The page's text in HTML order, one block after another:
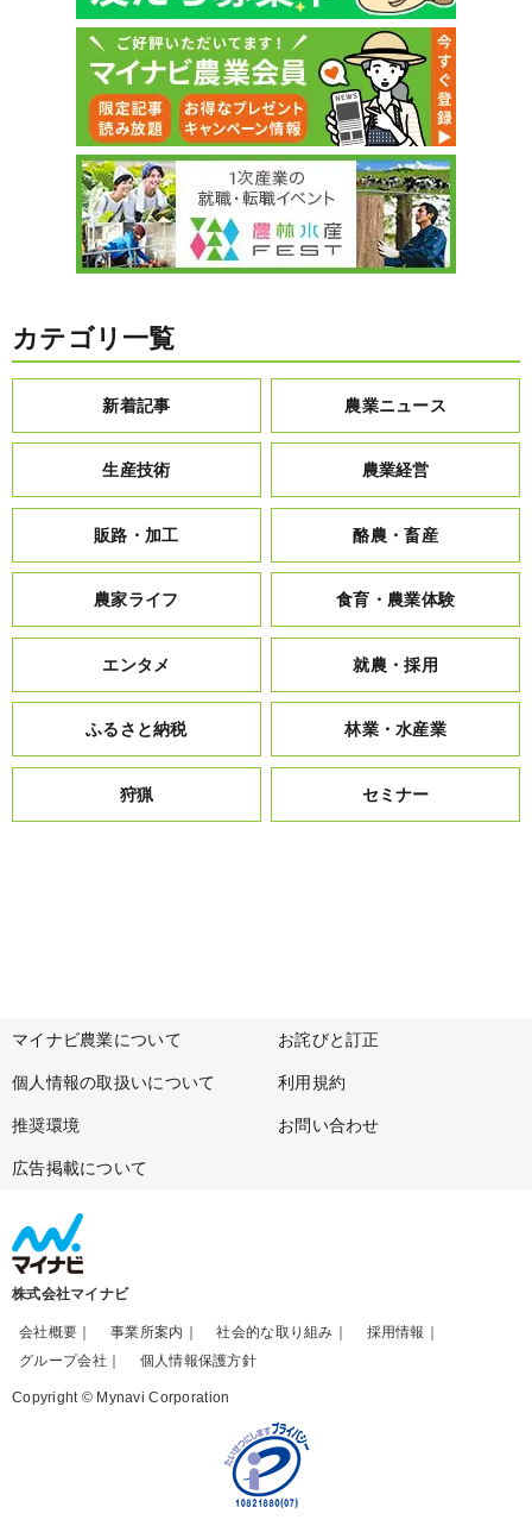
カテゴリ一覧
新着記事 農業ニュース
生産技術 農業経営
販路・加工 酪農・畜産
農家ライフ 食育・農業体験
エンタメ 就農・採用
ふるさと納税 林業・水産業
狩猟 セミナー
マイナビ農業について お詫びと訂正
個人情報の取扱いについて 利用規約
推奨環境 お問い合わせ
広告掲載について
株式会社マイナビ
会社概要 事業所案内 社会的な取り組み
採用情報
グループ会社
個人情報保護方針
Copyright © Mynavi Corporation